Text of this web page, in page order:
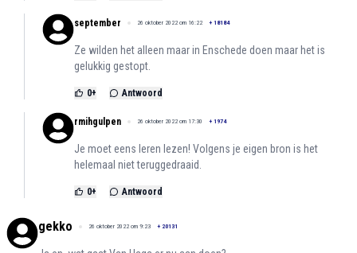
september 26 oktober 2022 om 16:22 + 18184
Ze wilden het alleen maar in Enschede doen maar het is
gelukkig gestopt.
0+ Antwoord
rmihgulpen 26 oktober 2022 om 17:30 + 1974
Je moet eens leren lezen! Volgens je eigen bron is het
helemaal niet teruggedraaid.
0+ Antwoord
gekko 26 oktober 2022 om 9:23 + 20131